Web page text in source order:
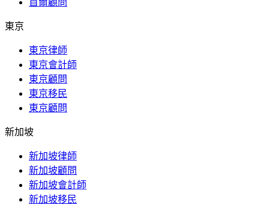
首爾顧問
東京
東京律師
東京會計師
東京顧問
東京移民
東京顧問
新加坡
新加坡律師
新加坡顧問
新加坡會計師
新加坡移民